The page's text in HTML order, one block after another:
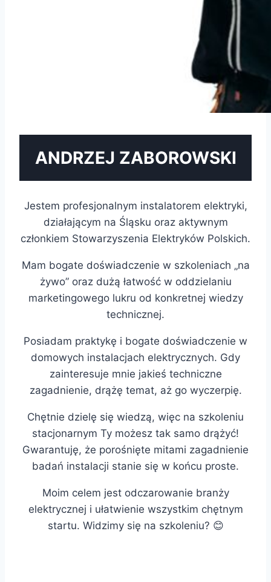
ANDRZEJ ZABOROWSKI
Jestem profesjonalnym instalatorem elektryki,
działającym na Śląsku oraz aktywnym
członkiem Stowarzyszenia Elektryków Polskich.
Mam bogate doświadczenie w szkoleniach „na
żywo” oraz dużą łatwość w oddzielaniu
marketingowego lukru od konkretnej wiedzy
technicznej.
Posiadam praktykę i bogate doświadczenie w
domowych instalacjach elektrycznych. Gdy
zainteresuje mnie jakieś techniczne
zagadnienie, drążę temat, aż go wyczerpię.
Chętnie dzielę się wiedzą, więc na szkoleniu
stacjonarnym Ty możesz tak samo drążyć!
Gwarantuję, że porośnięte mitami zagadnienie
badań instalacji stanie się w końcu proste.
Moim celem jest odczarowanie branży
elektrycznej i ułatwienie wszystkim chętnym
startu. Widzimy się na szkoleniu? 😊